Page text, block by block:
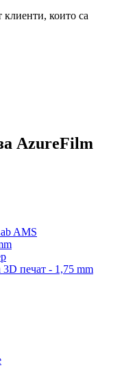
които са
AzureFilm
AMS
печат - 1,75 mm